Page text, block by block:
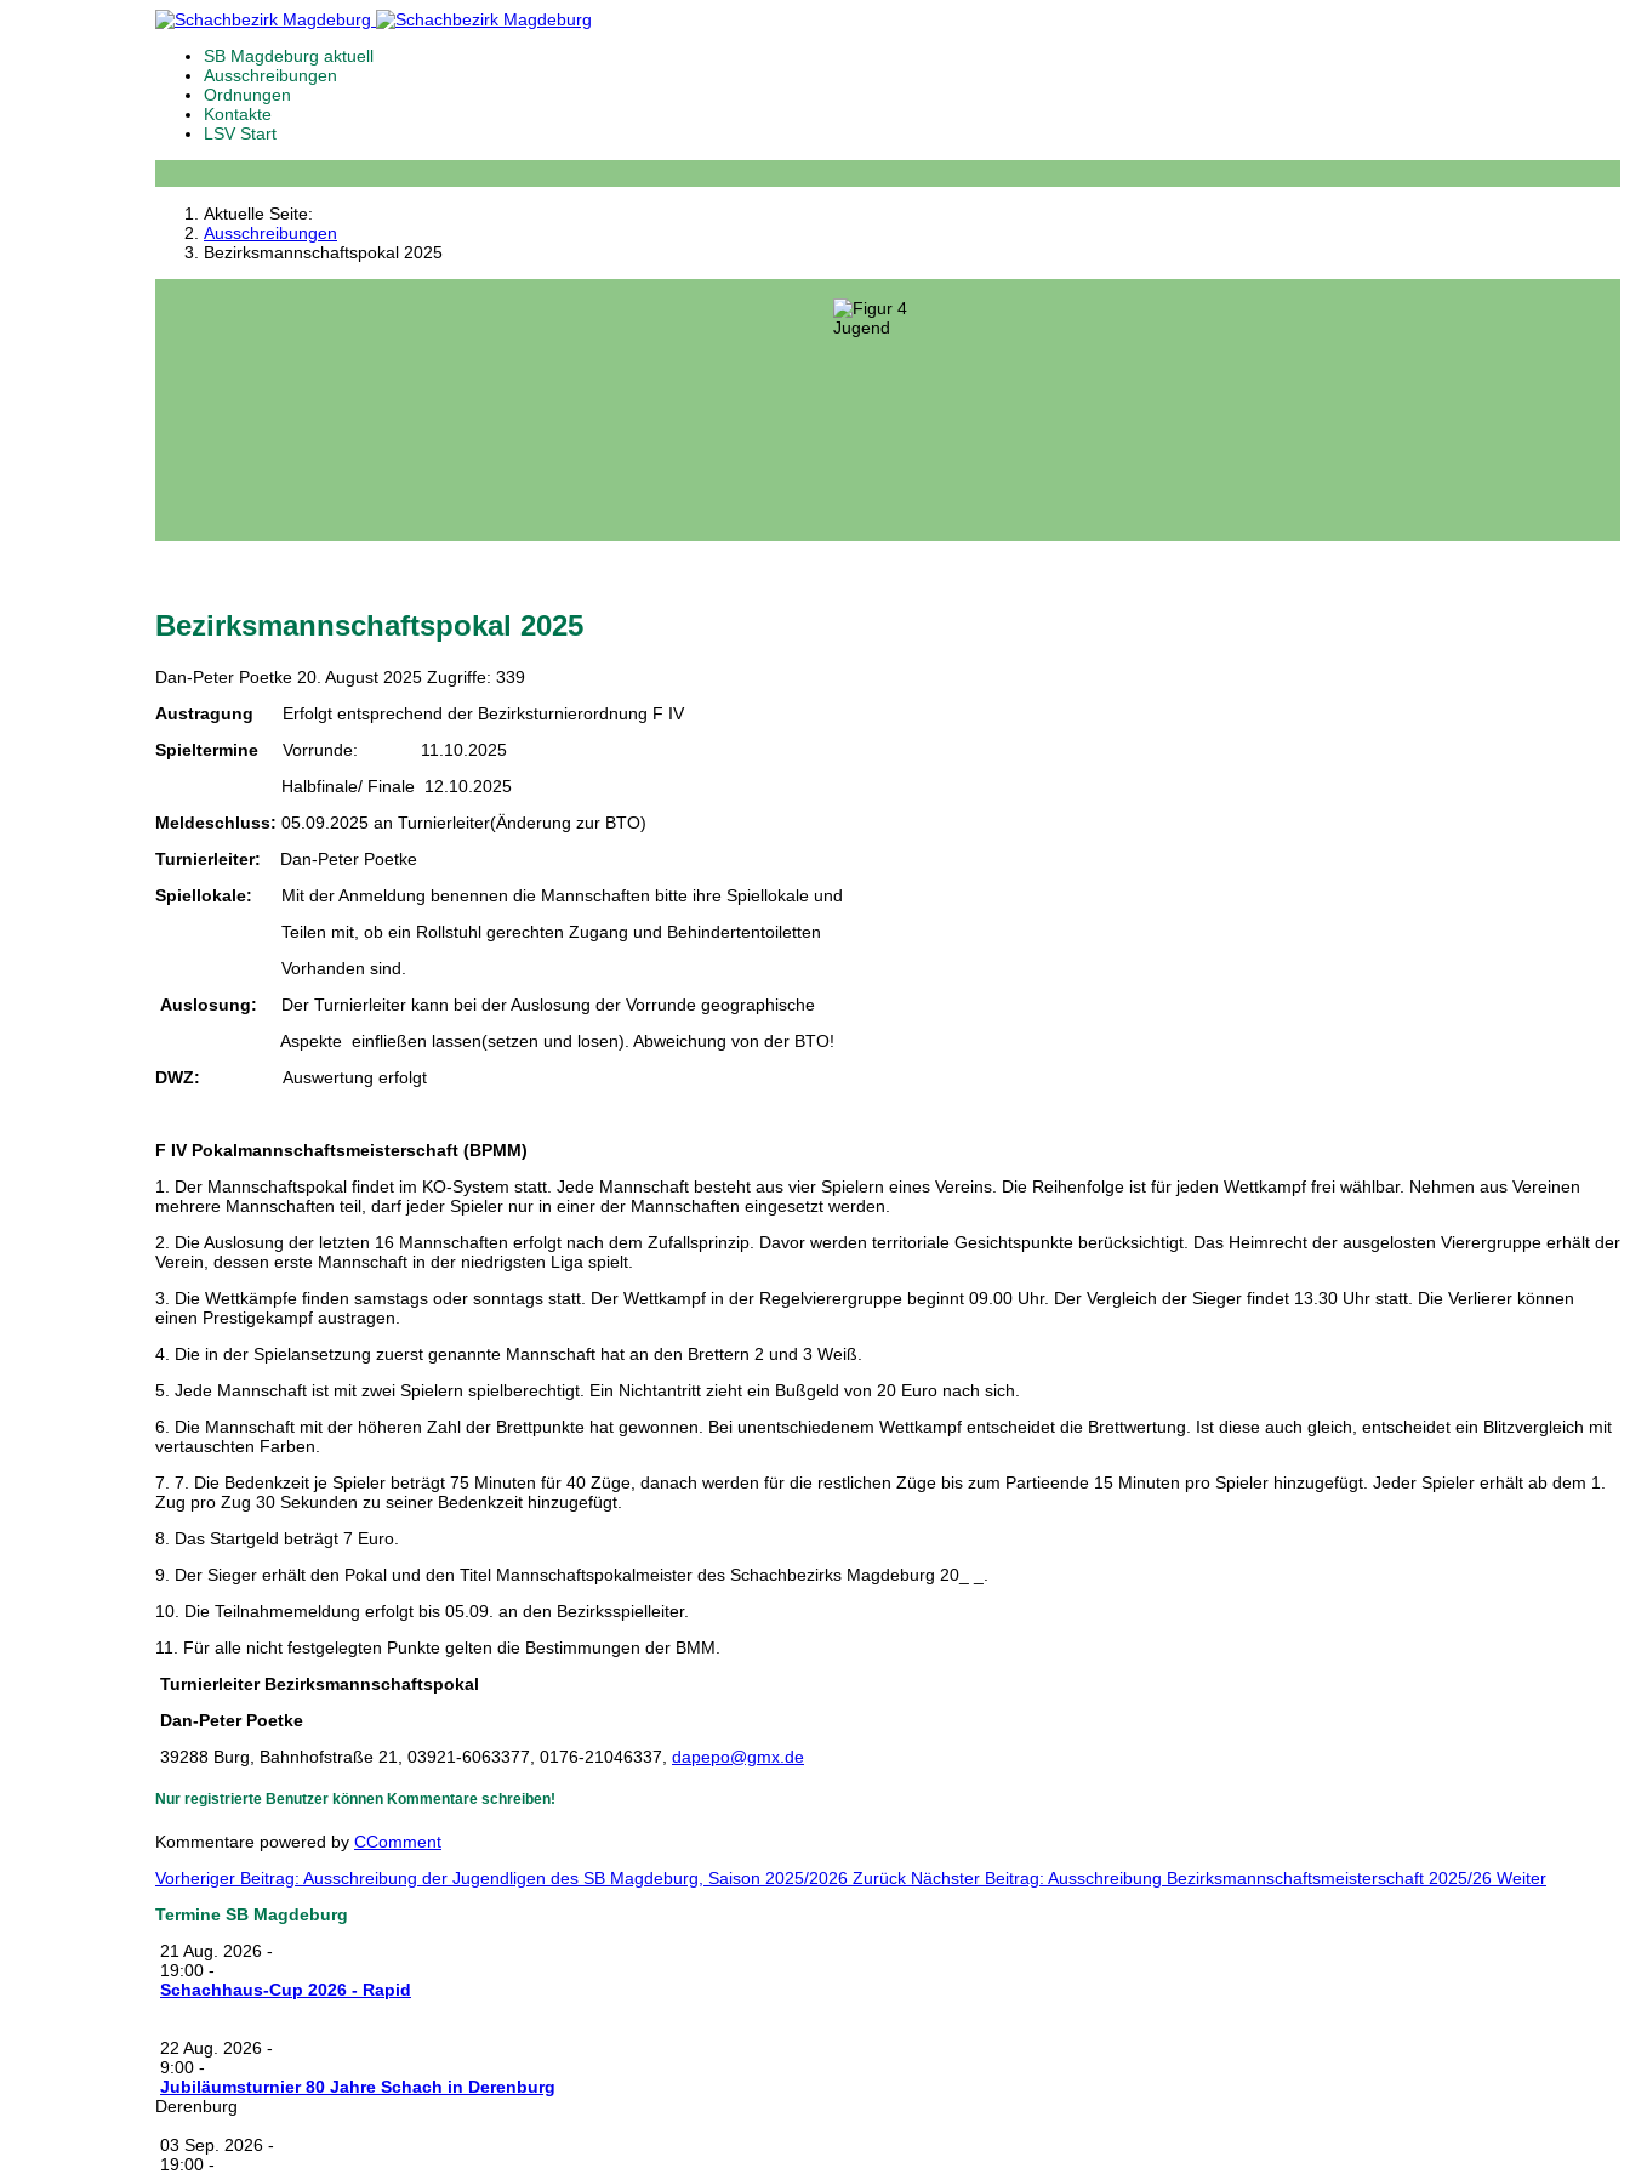
SB Magdeburg aktuell
Ausschreibungen
Ordnungen
Kontakte
LSV Start
Aktuelle Seite:
Ausschreibungen
Bezirksmannschaftspokal 2025
Bezirksmannschaftspokal 2025
Dan-Peter Poetke 20. August 2025 Zugriffe: 339
Austragung Erfolgt entsprechend der Bezirksturnierordnung F IV
Spieltermine Vorrunde: 11.10.2025
Halbfinale/ Finale 12.10.2025
Meldeschluss: 05.09.2025 an Turnierleiter(Änderung zur BTO)
Turnierleiter: Dan-Peter Poetke
Spiellokale: Mit der Anmeldung benennen die Mannschaften bitte ihre Spiellokale und
Teilen mit, ob ein Rollstuhl gerechten Zugang und Behindertentoiletten
Vorhanden sind.
Auslosung: Der Turnierleiter kann bei der Auslosung der Vorrunde geographische
Aspekte einfließen lassen(setzen und losen). Abweichung von der BTO!
DWZ: Auswertung erfolgt
F IV Pokalmannschaftsmeisterschaft (BPMM)
1. Der Mannschaftspokal findet im KO-System statt. Jede Mannschaft besteht aus vier Spielern eines Vereins. Die Reihenfolge ist für jeden Wettkampf frei wählbar. Nehmen aus Vereinen
mehrere Mannschaften teil, darf jeder Spieler nur in einer der Mannschaften eingesetzt werden.
2. Die Auslosung der letzten 16 Mannschaften erfolgt nach dem Zufallsprinzip. Davor werden territoriale Gesichtspunkte berücksichtigt. Das Heimrecht der ausgelosten Vierergruppe erhält der
Verein, dessen erste Mannschaft in der niedrigsten Liga spielt.
3. Die Wettkämpfe finden samstags oder sonntags statt. Der Wettkampf in der Regelvierergruppe beginnt 09.00 Uhr. Der Vergleich der Sieger findet 13.30 Uhr statt. Die Verlierer können
einen Prestigekampf austragen.
4. Die in der Spielansetzung zuerst genannte Mannschaft hat an den Brettern 2 und 3 Weiß.
5. Jede Mannschaft ist mit zwei Spielern spielberechtigt. Ein Nichtantritt zieht ein Bußgeld von 20 Euro nach sich.
6. Die Mannschaft mit der höheren Zahl der Brettpunkte hat gewonnen. Bei unentschiedenem Wettkampf entscheidet die Brettwertung. Ist diese auch gleich, entscheidet ein Blitzvergleich mit
vertauschten Farben.
7. 7. Die Bedenkzeit je Spieler beträgt 75 Minuten für 40 Züge, danach werden für die restlichen Züge bis zum Partieende 15 Minuten pro Spieler hinzugefügt. Jeder Spieler erhält ab dem 1.
Zug pro Zug 30 Sekunden zu seiner Bedenkzeit hinzugefügt.
8. Das Startgeld beträgt 7 Euro.
9. Der Sieger erhält den Pokal und den Titel Mannschaftspokalmeister des Schachbezirks Magdeburg 20_ _.
10. Die Teilnahmemeldung erfolgt bis 05.09. an den Bezirksspielleiter.
11. Für alle nicht festgelegten Punkte gelten die Bestimmungen der BMM.
Turnierleiter Bezirksmannschaftspokal
Dan-Peter Poetke
39288 Burg, Bahnhofstraße 21, 03921-6063377, 0176-21046337, dapepo@gmx.de
Nur registrierte Benutzer können Kommentare schreiben!
Kommentare powered by CComment
Vorheriger Beitrag: Ausschreibung der Jugendligen des SB Magdeburg, Saison 2025/2026 Zurück Nächster Beitrag: Ausschreibung Bezirksmannschaftsmeisterschaft 2025/26 Weiter
Termine SB Magdeburg
21 Aug. 2026 -
19:00 -
Schachhaus-Cup 2026 - Rapid
22 Aug. 2026 -
9:00 -
Jubiläumsturnier 80 Jahre Schach in Derenburg
Derenburg
03 Sep. 2026 -
19:00 -